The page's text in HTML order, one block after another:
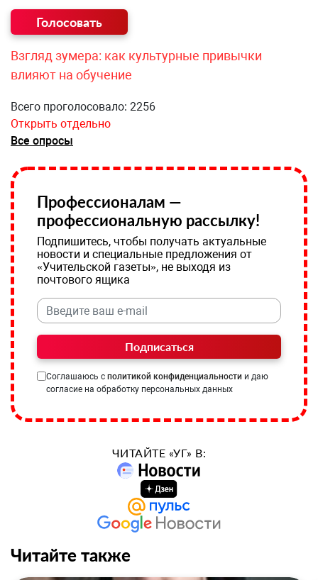
Взгляд зумера: как культурные привычки
влияют на обучение
Всего проголосовало: 2256
Открыть отдельно
Все опросы
Профессионалам —
профессиональную рассылку!
Подпишитесь, чтобы получать актуальные
новости и специальные предложения от
«Учительской газеты», не выходя из
почтового ящика
Подписаться
Соглашаюсь с политикой конфиденциальности и даю
согласие на обработку персональных данных
ЧИТАЙТЕ «УГ» В:
Читайте также